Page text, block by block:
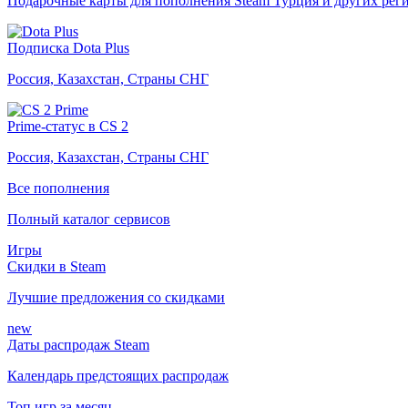
Подписка Dota Plus
Россия, Казахстан, Страны СНГ
Prime-статус в CS 2
Россия, Казахстан, Страны СНГ
Все пополнения
Полный каталог сервисов
Игры
Скидки в Steam
Лучшие предложения со скидками
new
Даты распродаж Steam
Календарь предстоящих распродаж